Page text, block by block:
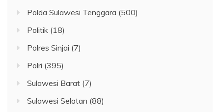
Polda Sulawesi Tenggara (500)
Politik (18)
Polres Sinjai (7)
Polri (395)
Sulawesi Barat (7)
Sulawesi Selatan (88)